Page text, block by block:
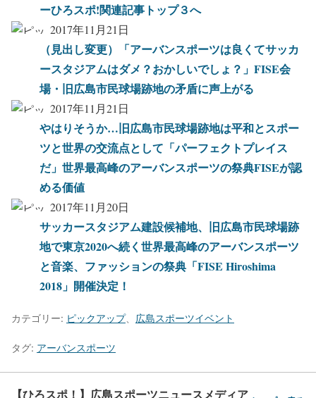
ーひろスポ!関連記事トップ３へ
2017年11月21日
（見出し変更）「アーバンスポーツは良くてサッカ
ースタジアムはダメ？おかしいでしょ？」FISE会
場・旧広島市民球場跡地の矛盾に声上がる
2017年11月21日
やはりそうか…旧広島市民球場跡地は平和とスポー
ツと世界の交流点として「パーフェクトプレイス
だ」世界最高峰のアーバンスポーツの祭典FISEが認
める価値
2017年11月20日
サッカースタジアム建設候補地、旧広島市民球場跡
地で東京2020へ続く世界最高峰のアーバンスポーツ
と音楽、ファッションの祭典「FISE Hiroshima
2018」開催決定！
カテゴリー: ピックアップ、 広島スポーツイベント
タグ: アーバンスポーツ
【ひろスポ！】広島スポーツニュースメディア